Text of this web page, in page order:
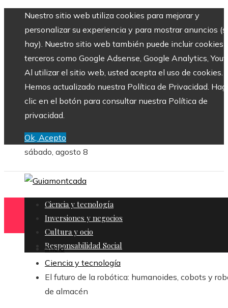
Nuestro sitio web utiliza cookies para mejorar y
personalizar su experiencia y para mostrar anuncios
hay). Nuestro sitio web también puede incluir cookies
terceros como Google Adsense, Google Analytics,
Al utilizar el sitio web, usted acepta el uso de cookies.
Hemos actualizado nuestra Política de Privacidad.
clic en el botón para consultar nuestra Política de
privacidad.
Ok, Acepto
sábado, agosto 8
Ciencia y tecnología
Inversiones y negocios
Cultura y ocio
Responsabilidad Social
Inicio
Ciencia y tecnología
El futuro de la robótica: humanoides, cobots y
de almacén